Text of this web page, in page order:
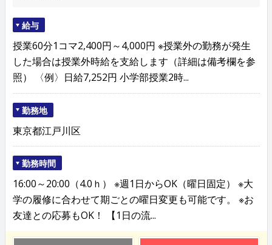
給与
授業60分1コマ2,400円～4,000円 ※授業外の勤務が発生
した場合は授業外時給を支給します（詳細は備考欄を参
照） 〈例〉日給7,252円 小学部授業2時...
勤務地
東京都江戸川区
勤務時間
16:00～20:00（4.0ｈ） ※週1日からOK（曜日固定） ※大
学の履修に合わせて期ごとの曜日変更も可能です。 ※お
友達との応募もOK！ 【1日の流...